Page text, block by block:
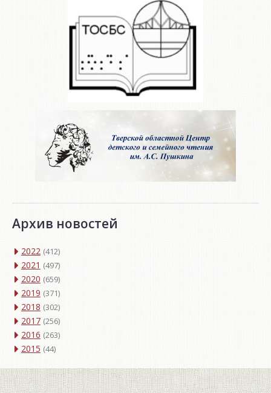
Архив новостей
2022 (412)
2021 (497)
2020 (659)
2019 (371)
2018 (302)
2017 (256)
2016 (263)
2015 (44)